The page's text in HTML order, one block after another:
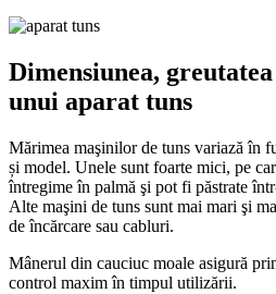
Dimensiunea,
unui aparat tuns
Mărimea maşinilor de tuns variază în
și model. Unele sunt foarte mici, pe
întregime în palmă şi pot fi păstrate
Alte maşini de tuns sunt mai mari şi
de încărcare sau cabluri.
Mânerul din cauciuc moale asigură
control maxim în timpul utilizării.